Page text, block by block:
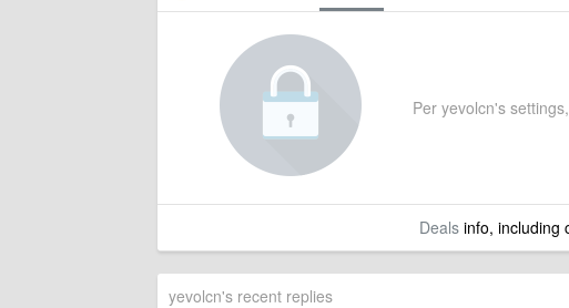
Per yevolcn's
Dealsinfo, including
yevolcn's recent replies